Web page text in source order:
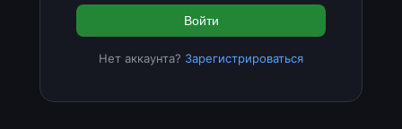
Войти
Нет аккаунта? Зарегистрироваться